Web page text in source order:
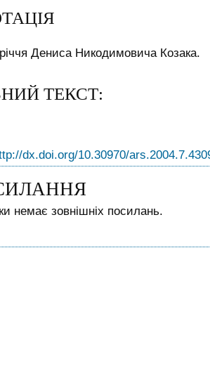
Дениса Никодимовича Козака.
ТЕКСТ:
dx.doi.org/10.30970/
немає зовнішніх посилань.